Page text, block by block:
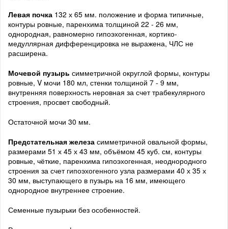
Левая почка 132 х 65 мм. положение и форма типичные,
контуры ровные, паренхима толщиной 22 - 26 мм,
однородная, равномерно гипоэхогенная, кортико-
медуллярная дифференцировка не выражена, ЧЛС не
расширена.
Мочевой пузырь симметричной округлой формы, контуры
ровные, V мочи 180 мл, стенки толщиной 7 - 9 мм,
внутренняя поверхность неровная за счет трабекулярного
строения, просвет свободный.
Остаточной мочи 30 мм.
Предстательная железа симметричной овальной формы,
размерами 51 х 45 х 43 мм, объёмом 45 куб. см, контуры
ровные, чёткие, паренхима гипоэхогенная, неоднородного
строения за счет гипоэхогенного узла размерами 40 х 35 х
30 мм, выступающего в пузырь на 16 мм, имеющего
однородное внутреннее строение.
Семенные пузырьки без особенностей.